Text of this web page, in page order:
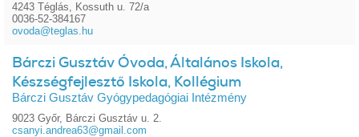
4243 Téglás, Kossuth u. 72/a
0036-52-384167
ovoda@teglas.hu
Bárczi Gusztáv Óvoda, Általános Iskola,
Készségfejlesztő Iskola, Kollégium
Bárczi Gusztáv Gyógypedagógiai Intézmény
9023 Győr, Bárczi Gusztáv u. 2.
csanyi.andrea63@gmail.com